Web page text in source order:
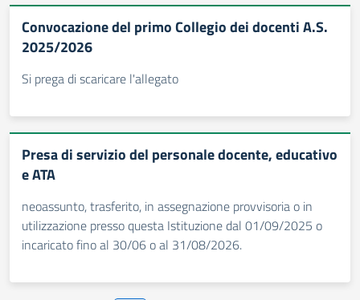
Convocazione del primo Collegio dei docenti A.S.
2025/2026
Si prega di scaricare l'allegato
Presa di servizio del personale docente, educativo
e ATA
neoassunto, trasferito, in assegnazione provvisoria o in
utilizzazione presso questa Istituzione dal 01/09/2025 o
incaricato fino al 30/06 o al 31/08/2026.